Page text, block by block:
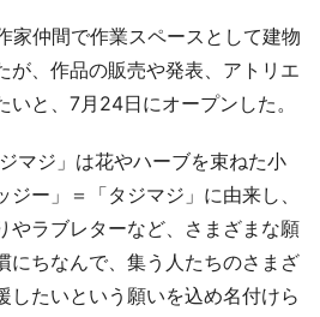
仲間で作業スペースとして建物
が、作品の販売や発表、アトリエ
と、7月24日にオープンした。
マジ」は花やハーブを束ねた小
ー」＝「タジマジ」に由来し、
やラブレターなど、さまざまな願
にちなんで、集う人たちのさまざ
したいという願いを込め名付けら